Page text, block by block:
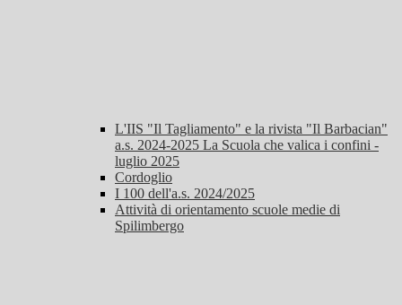
L'IIS "Il Tagliamento" e la rivista "Il Barbacian"
a.s. 2024-2025 La Scuola che valica i confini -
luglio 2025
Cordoglio
I 100 dell'a.s. 2024/2025
Attività di orientamento scuole medie di
Spilimbergo